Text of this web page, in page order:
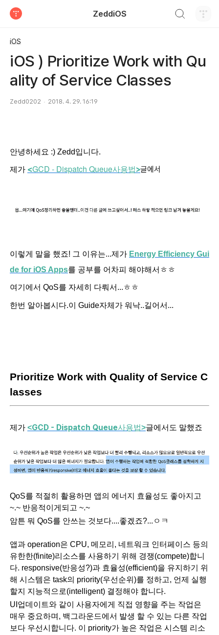
ZeddiOS
iOS
iOS ) Prioritize Work with Qu
ality of Service Classes
Zedd0202 2018. 4. 29. 16:19
안녕하세요 :) Zedd입니다.
제가 <GCD - Dispatch Queue사용법>글에서
이렇게 말을 했죠! 그 이유는...제가 Energy Efficiency Gui
de for iOS Apps를 공부를 어차피 해야해서ㅎㅎ
여기에서 QoS를 자세히 다뤄서...ㅎㅎ
한번 알아봅시다.이 Guide자체가 워낙..길어서...
Prioritize Work with Quality of Service C
lasses
제가 <GCD - Dispatch Queue사용법>글에서도 말했죠
QoS를 적절히 활용하면 앱의 에너지 효율성도 좋아지고
~.~ 반응적이게되고 ~.~
암튼 뭐 QoS를 안쓰는 것보다....좋겠죠?...ㅇㅋ
앱과 operation은 CPU, 메모리, 네트워크 인터페이스 등의
유한한(finite)리소스를 사용하기 위해 경쟁(compete)합니
다. responsive(반응성?)과 효율성(efficient)을 유지하기 위
해 시스템은 task의 priority(우선순위)를 정하고, 언제 실행
할지 지능적으로(intelligent) 결정해야 합니다.
UI업데이트와 같이 사용자에게 직접 영향을 주는 작업은
매우 중요하며, 백그라운드에서 발생 할 수 있는 다른 작업
보다 우선시합니다. 이 priority가 높은 작업은 시스템 리소